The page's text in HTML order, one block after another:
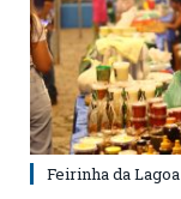
Feirinha da Lagoa